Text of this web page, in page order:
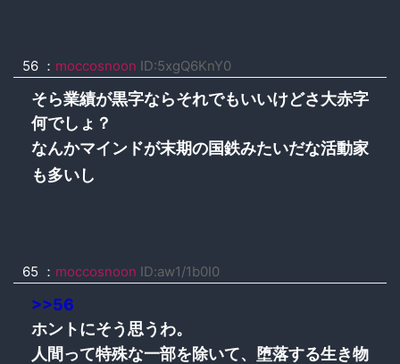
56 ： moccosnoon ID:5xgQ6KnY0
そら業績が黒字ならそれでもいいけどさ大赤字
何でしょ？
なんかマインドが末期の国鉄みたいだな活動家
も多いし
65 ： moccosnoon ID:aw1/1b0I0
>>56
ホントにそう思うわ。
人間って特殊な一部を除いて、堕落する生き物